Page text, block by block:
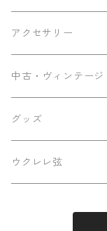
ミニテナー
Frayns
KOU ukulele
早瀬ギター工房
Luna
エンドピン追加
アクセサリー
メンテナンス用品
ケース
パーツ
中古・ヴィンテージ
グッズ
ステッカー
ウクレレ弦